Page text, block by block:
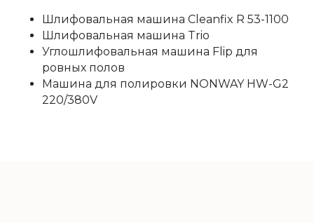
Шлифовальная машина Cleanfix R 53-1100
Шлифовальная машина Trio
Углошлифовальная машина Flip для
ровных полов
Машина для полировки NONWAY HW-G2
220/380V